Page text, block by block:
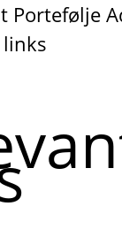
Portefølje
links